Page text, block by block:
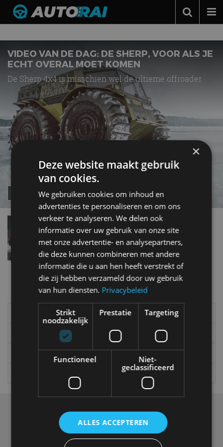
Podcast
Automerken
Adverteren
Contact
MotorRAI.nl
Nieuws over
VIDEO VAN DE DAG: DE SHERP, VOOR ALS JE
ECHT OVERAL MOET KOMEN
De Sherp 4x4 is misschien wel de ultieme offroader
Jeep Grand Cherokee: schoner en beter
mei 2013
Meer autonieuws
Alle categorieën van AutoRAI.nl
Elektrisch
Autotests
Interview
Column
Gadgets
Tech
Games
Op AutoRAI.nl vind je alles waar het hart van een
autoliefhebber sneller van gaat kloppen. In beeld én geluid,
van stadsauto tot supercar.
levert je het laatste
×
Deze website maakt gebruik
van cookies.
We gebruiken cookies om inhoud en
advertenties te personaliseren en om ons
verkeer te analyseren. We delen ook
informatie over uw gebruik van onze site
met onze advertentie- en analysepartners,
die deze kunnen combineren met andere
informatie die u aan hen heeft verstrekt of
die zij hebben verzameld door uw gebruik
van hun diensten. Privacybeleid
Strikt
noodzakelijk
Prestatie Targeting
Functioneel
Niet-
geclassificeerd
ALLES ACCEPTEREN